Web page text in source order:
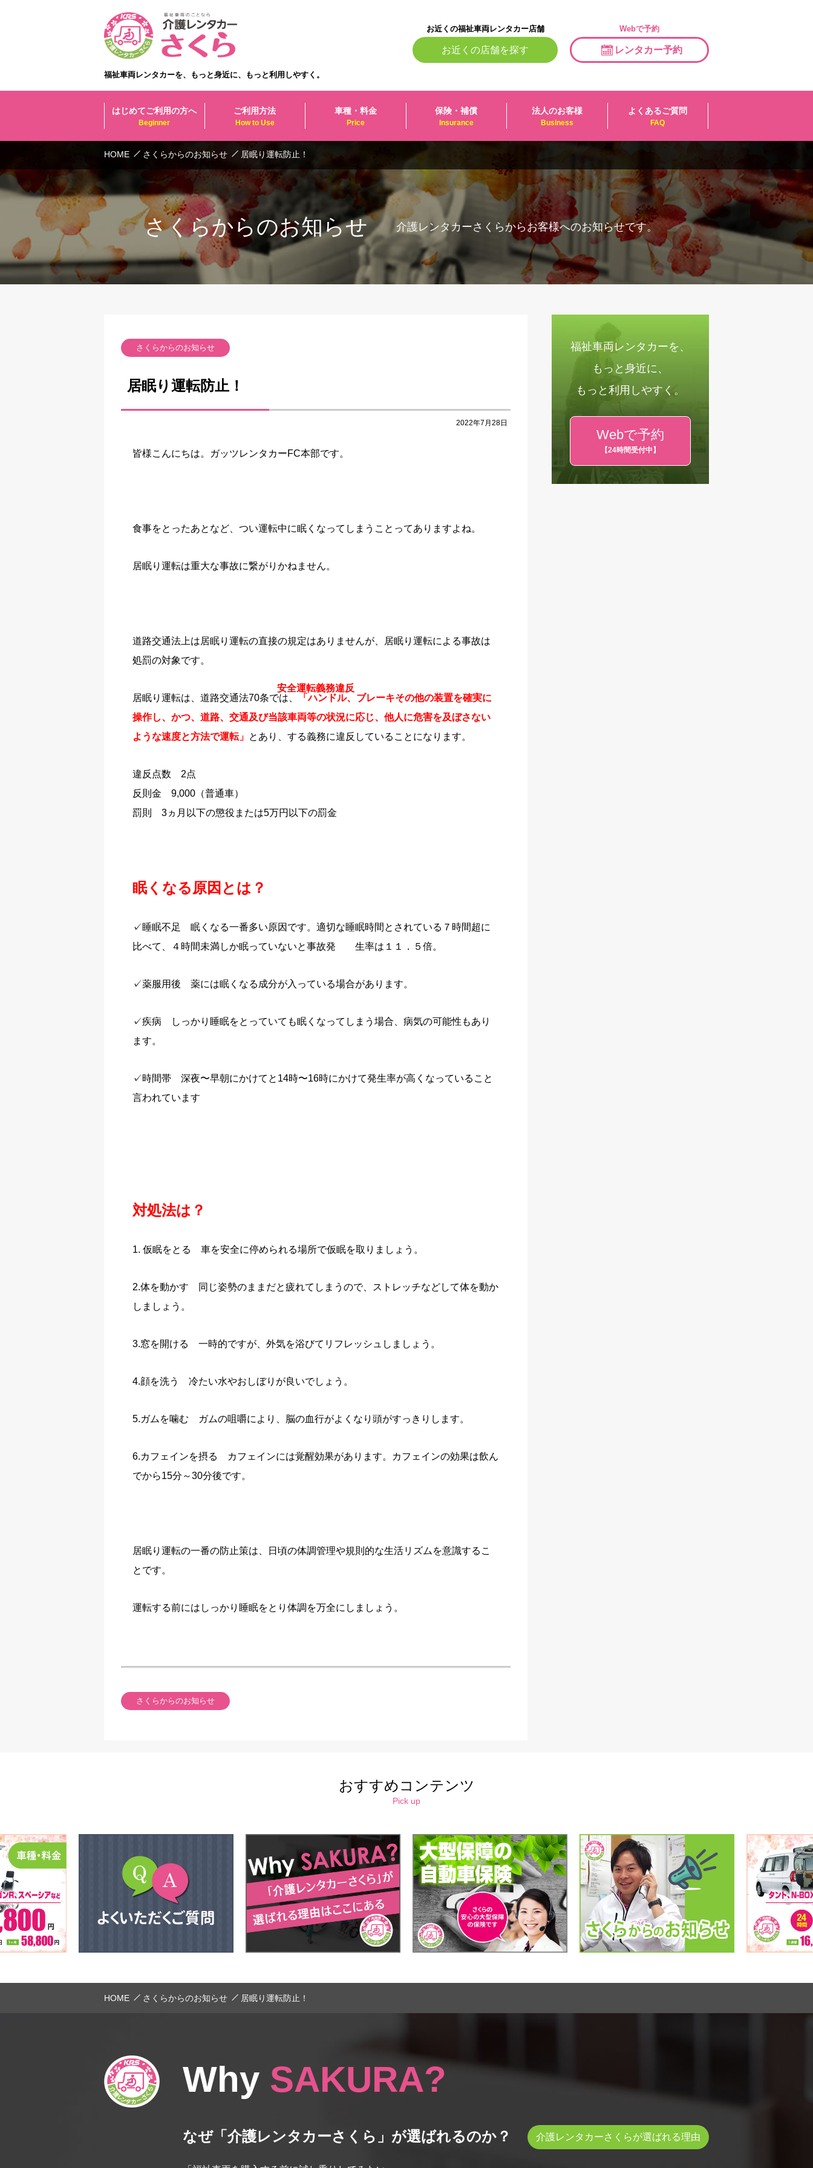
福祉車両レンタカーを、もっと身近に、もっと利用しやすく。
お近くの福祉車両レンタカー店舗
お近くの店舗を探す
Webで予約
レンタカー予約
Beginner
はじめてご利用の方へ
How to Use
ご利用方法
Price
車種・料金
Insurance
保険・補償
Business
法人のお客様
FAQ
よくあるご質問
HOME さくらからのお知らせ 居眠り運転防止！
さくらからのお知らせ 介護レンタカーさくらからお客様へのお知らせです。
さくらからのお知らせ
居眠り運転防止！
2022年7月28日
皆様こんにちは。ガッツレンタカーFC本部です。
食事をとったあとなど、つい運転中に眠くなってしまうことってありますよね。
居眠り運転は重大な事故に繋がりかねません。
道路交通法上は居眠り運転の直接の規定はありませんが、居眠り運転による事故は
処罰の対象です。
安全運転義務違反
居眠り運転は、道路交通法70条では、
「ハンドル、ブレーキその他の装置を確実に
操作し、かつ、道路、交通及び当該車両等の状況に応じ、他人に危害を及ぼさない
ような速度と方法で運転」 とあり、する義務に違反していることになります。
違反点数 2点
反則金 9,000（普通車）
罰則 3ヵ月以下の懲役または5万円以下の罰金
眠くなる原因とは？
✓睡眠不足 眠くなる一番多い原因です。適切な睡眠時間とされている７時間超に
比べて、４時間未満しか眠っていないと事故発 生率は１１．５倍。
✓薬服用後 薬には眠くなる成分が入っている場合があります。
✓疾病 しっかり睡眠をとっていても眠くなってしまう場合、病気の可能性もあり
ます。
✓時間帯 深夜〜早朝にかけてと14時〜16時にかけて発生率が高くなっていること
言われています
対処法は？
1. 仮眠をとる 車を安全に停められる場所で仮眠を取りましょう。
2.体を動かす 同じ姿勢のままだと疲れてしまうので、ストレッチなどして体を動か
しましょう。
3.窓を開ける 一時的ですが、外気を浴びてリフレッシュしましょう。
4.顔を洗う 冷たい水やおしぼりが良いでしょう。
5.ガムを噛む ガムの咀嚼により、脳の血行がよくなり頭がすっきりします。
6.カフェインを摂る カフェインには覚醒効果があります。カフェインの効果は飲ん
でから15分～30分後です。
居眠り運転の一番の防止策は、日頃の体調管理や規則的な生活リズムを意識するこ
とです。
運転する前にはしっかり睡眠をとり体調を万全にしましょう。
さくらからのお知らせ
福祉車両レンタカーを、
もっと身近に、
もっと利用しやすく。
Webで予約
【24時間受付中】
おすすめコンテンツ
Pick up
HOME さくらからのお知らせ 居眠り運転防止！
Why SAKURA?
なぜ「介護レンタカーさくら」が選ばれるのか？ 介護レンタカーさくらが選ばれる理由